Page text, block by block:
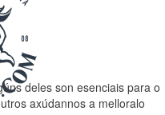
deles son esenciais para o
axúdannos a melloralo